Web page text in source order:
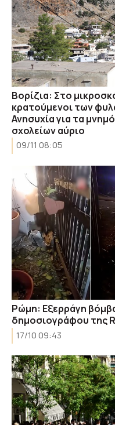
Βορίζια: Στο
κρατούμενοι των
Ανησυχία για τα
σχολείων αύριο
09/11 08:05
Ρώμη: Εξερράγη
δημοσιογράφου της
17/10 09:43